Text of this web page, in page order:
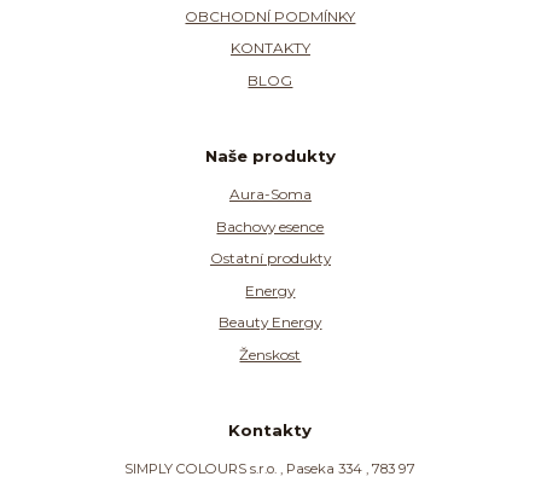
OBCHODNÍ PODMÍNKY
KONTAKTY
BLOG
Naše produkty
Aura-Soma
Bachovy esence
Ostatní produkty
Energy
Beauty Energy
Ženskost
Kontakty
SIMPLY COLOURS s.r.o. , Paseka 334 , 783 97